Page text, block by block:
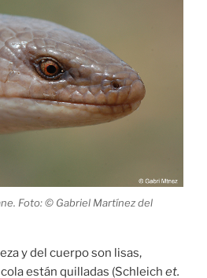
Foto: © Gabriel Martínez del
y del cuerpo son lisas,
están quilladas (Schleich et.